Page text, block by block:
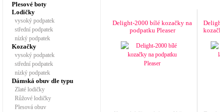
Plesové boty
Lodičky
vysoký podpatek
střední podpatek
nízký podpatek
Kozačky
vysoký podpatek
střední podpatek
nízký podpatek
Dámská obuv dle typu
Zlaté lodičky
Růžové lodičky
Plesová obuv
Delight-2000 bílé kozačky na
podpatku Pleaser